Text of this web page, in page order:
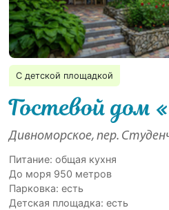
С детской площадкой
Гостевой дом
Дивноморское, пер.
Питание: общая кухня
До моря 950 метров
Парковка: есть
Детская площадка: есть